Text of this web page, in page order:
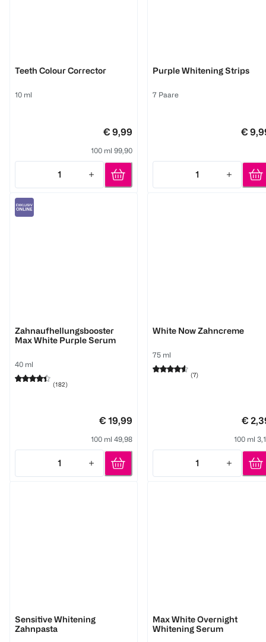
Teeth Colour Corrector
10 ml
€ 9,99
100 ml 99,90
1
Quantity: 1
Purple Whitening Strips
7 Paare
€
1
Quantity: 1
Zahnaufhellungsbooster
Max White Purple Serum
40 ml
(182)
€ 19,99
100 ml 49,98
1
Quantity: 1
White Now Zahncreme
75 ml
(7)
€
100 ml
1
Quantity: 1
Sensitive Whitening
Zahnpasta
Max White Overnight
Whitening Serum